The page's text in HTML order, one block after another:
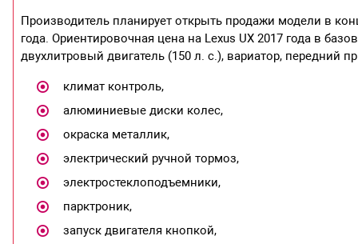
Производитель планирует открыть продажи модели в
года. Ориентировочная цена на Lexus UX 2017 года в
двухлитровый двигатель (150 л. с.), вариатор, передний
климат контроль,
алюминиевые диски колес,
окраска металлик,
электрический ручной тормоз,
электростеклоподъемники,
парктроник,
запуск двигателя кнопкой,